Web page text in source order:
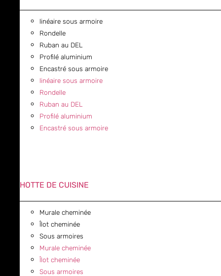
linéaire sous armoire
Rondelle
Ruban au DEL
Profilé aluminium
Encastré sous armoire
linéaire sous armoire
Rondelle
Ruban au DEL
Profilé aluminium
Encastré sous armoire
HOTTE DE CUISINE
Murale cheminée
Îlot cheminée
Sous armoires
Murale cheminée
Îlot cheminée
Sous armoires